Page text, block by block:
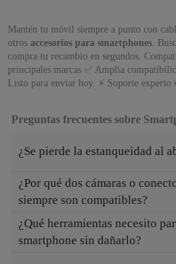
Mantén tu móvil siempre a punto con
otros accesorios para smartphones.
compra tu recambio en segundos.
principales marcas ✅ Amplia
Listo para enviar hoy. ⚡ Soporte experto
Preguntas frecuentes sobre
¿Se pierde la estanqueidad al
¿Por qué dos cámaras o
siempre son compatibles?
¿Qué herramientas necesito
smartphone sin dañarlo?